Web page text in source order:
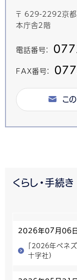
〒 629-2292京
本庁舎２階
電話番号：
FAX番号：
こ
くらし・手続き
2026年07月06
「２０２６年ベ
十字社）